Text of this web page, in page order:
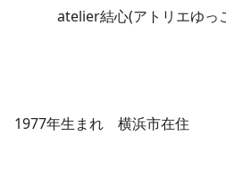
atelier結心(アトリエゆっこ
1977年生まれ 横浜市在住